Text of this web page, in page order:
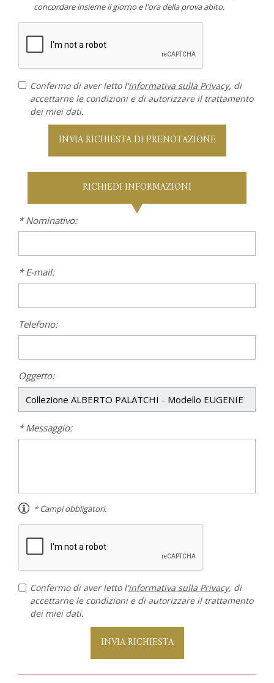
concordare insieme il giorno e l'ora della prova abito.
Confermo di aver letto l'informativa sulla Privacy, di
accettarne le condizioni e di autorizzare il trattamento
dei miei dati.
INVIA RICHIESTA DI PRENOTAZIONE
RICHIEDI INFORMAZIONI
* Nominativo:
* E-mail:
Telefono:
Oggetto:
* Messaggio:
* Campi obbligatori.
Confermo di aver letto l'informativa sulla Privacy, di
accettarne le condizioni e di autorizzare il trattamento
dei miei dati.
INVIA RICHIESTA